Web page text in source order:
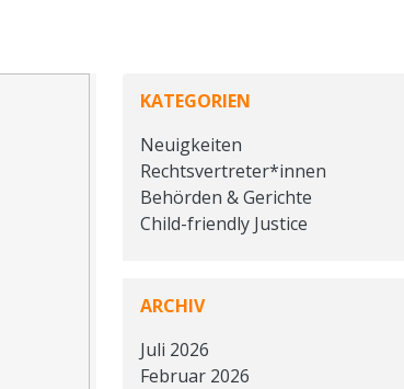
KATEGORIEN
Neuigkeiten
Rechtsvertreter*innen
Behörden & Gerichte
Child-friendly Justice
ARCHIV
Juli 2026
Februar 2026